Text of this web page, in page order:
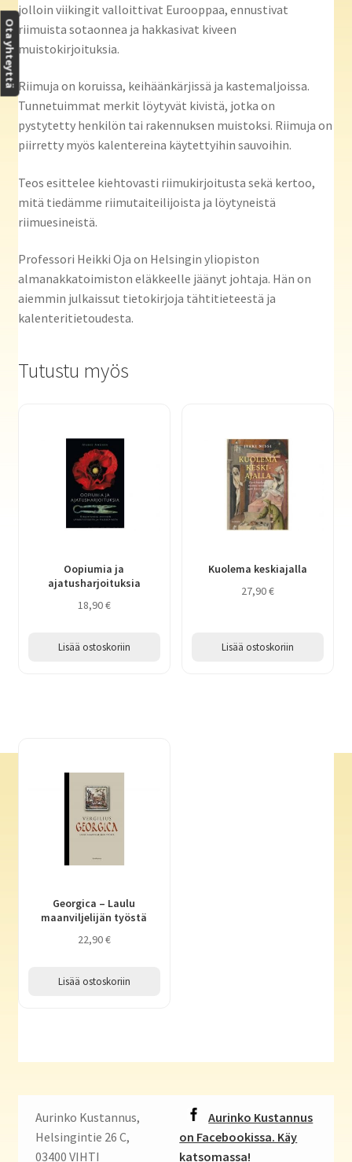
jolloin viikingit valloittivat Eurooppaa, ennustivat
riimuista sotaonnea ja hakkasivat kiveen
muistokirjoituksia.
Riimuja on koruissa, keihäänkärjissä ja kastemaljoissa.
Tunnetuimmat merkit löytyvät kivistä, jotka on
pystytetty henkilön tai rakennuksen muistoksi. Riimuja on
piirretty myös kalentereina käytettyihin sauvoihin.
Teos esittelee kiehtovasti riimukirjoitusta sekä kertoo,
mitä tiedämme riimutaiteilijoista ja löytyneistä
riimuesineistä.
Professori Heikki Oja on Helsingin yliopiston
almanakkatoimiston eläkkeelle jäänyt johtaja. Hän on
aiemmin julkaissut tietokirjoja tähtitieteestä ja
kalenteritietoudesta.
Tutustu myös
Oopiumia ja
ajatusharjoituksia
18,90€
Lisää ostoskoriin
Kuolema keskiajalla
27,90€
Lisää ostoskoriin
Georgica – Laulu
maanviljelijän työstä
22,90€
Lisää ostoskoriin
Aurinko Kustannus,
Helsingintie 26 C,
03400 VIHTI
Aurinko Kustannus
on Facebookissa. Käy
katsomassa!
Ota yhteyttä